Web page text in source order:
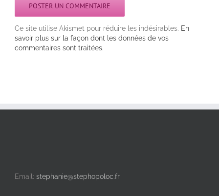
Ce site utilise Akismet pour réduire les indésirables. En
savoir plus sur la façon dont les données de vos
commentaires sont traitées.
Email: stephanie@stephopoloc.fr